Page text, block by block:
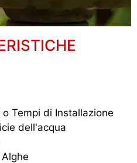
Tempi di Installazione
dell'acqua